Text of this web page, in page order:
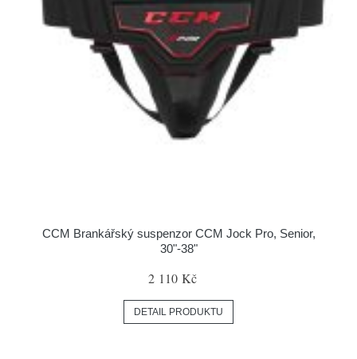
CCM Brankářský suspenzor CCM Jock Pro, Senior,
30"-38"
2 110 Kč
DETAIL PRODUKTU